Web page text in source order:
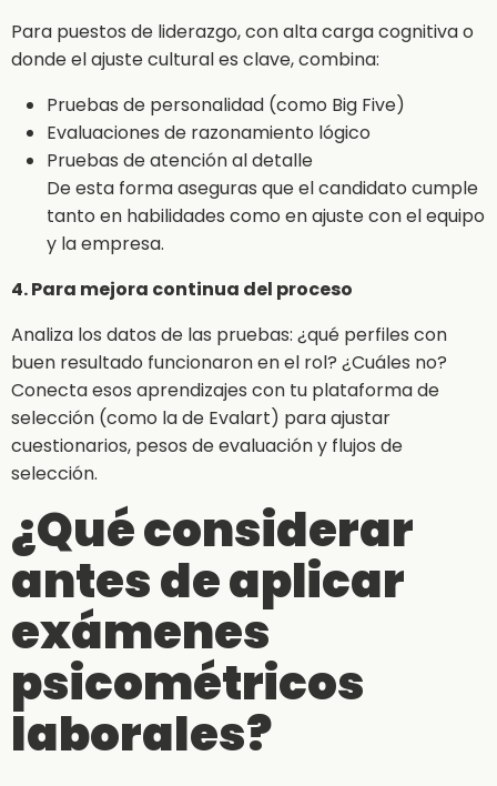
Para puestos de liderazgo, con alta carga cognitiva o
donde el ajuste cultural es clave, combina:
Pruebas de personalidad (como Big Five)
Evaluaciones de razonamiento lógico
Pruebas de atención al detalle
De esta forma aseguras que el candidato cumple
tanto en habilidades como en ajuste con el equipo
y la empresa.
4. Para mejora continua del proceso
Analiza los datos de las pruebas: ¿qué perfiles con
buen resultado funcionaron en el rol? ¿Cuáles no?
Conecta esos aprendizajes con tu plataforma de
selección (como la de Evalart) para ajustar
cuestionarios, pesos de evaluación y flujos de
selección.
¿Qué considerar
antes de aplicar
exámenes
psicométricos
laborales?